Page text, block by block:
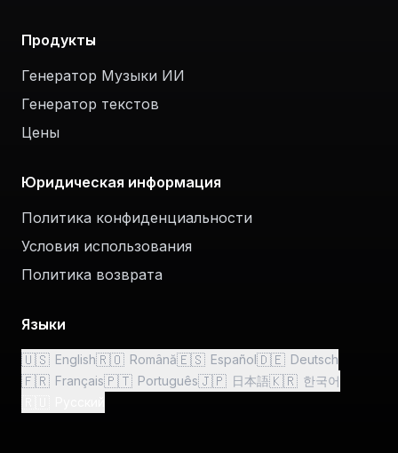
Продукты
Генератор Музыки ИИ
Генератор текстов
Цены
Юридическая информация
Политика конфиденциальности
Условия использования
Политика возврата
Языки
🇺🇸 English🇷🇴 Română🇪🇸 Español🇩🇪 Deutsch
🇫🇷 Français🇵🇹 Português🇯🇵 日本語🇰🇷 한국어